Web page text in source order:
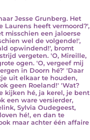
Jesse Grunberg. Het
heeft vermoord?',
misschien een jaloerse
wel de volgende!',
opwindend!', bromt
vergeten. 'O, Mireille,
ogen. 'O, vergeef mij
in Doorn hé?' 'Daar
uit elkaar te houden,
geen Roeland!' 'Wat?
kijken hé, ja kerel, je bent
een ware versierder,
Sylvia Oudegeest,
hé!, en dan te
maar achter één affaire